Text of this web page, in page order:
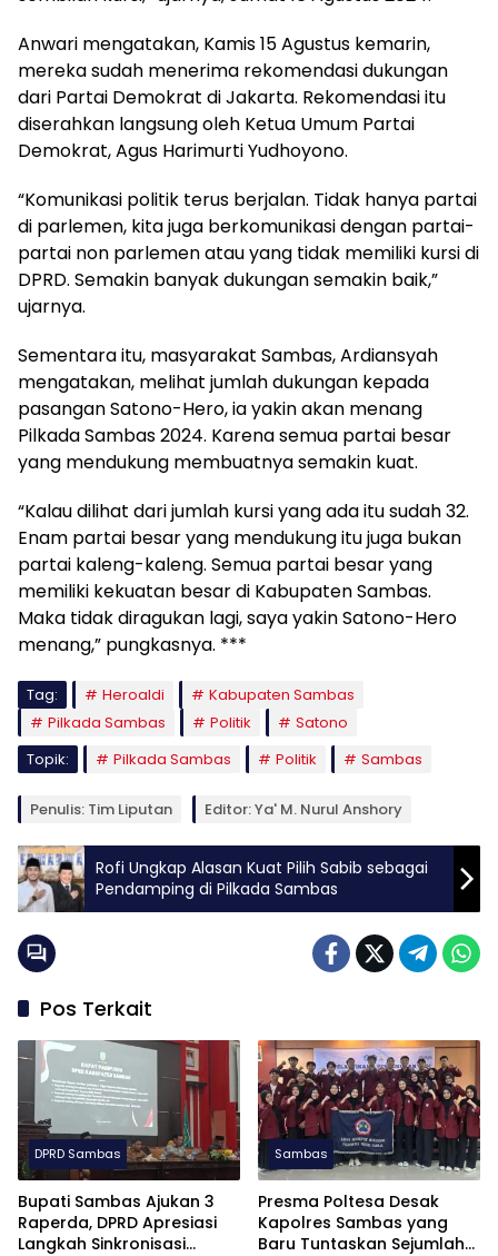
Anwari mengatakan, Kamis 15 Agustus kemarin,
mereka sudah menerima rekomendasi dukungan
dari Partai Demokrat di Jakarta. Rekomendasi itu
diserahkan langsung oleh Ketua Umum Partai
Demokrat, Agus Harimurti Yudhoyono.
“Komunikasi politik terus berjalan. Tidak hanya partai
di parlemen, kita juga berkomunikasi dengan partai-
partai non parlemen atau yang tidak memiliki kursi di
DPRD. Semakin banyak dukungan semakin baik,”
ujarnya.
Sementara itu, masyarakat Sambas, Ardiansyah
mengatakan, melihat jumlah dukungan kepada
pasangan Satono-Hero, ia yakin akan menang
Pilkada Sambas 2024. Karena semua partai besar
yang mendukung membuatnya semakin kuat.
“Kalau dilihat dari jumlah kursi yang ada itu sudah 32.
Enam partai besar yang mendukung itu juga bukan
partai kaleng-kaleng. Semua partai besar yang
memiliki kekuatan besar di Kabupaten Sambas.
Maka tidak diragukan lagi, saya yakin Satono-Hero
menang,” pungkasnya. ***
Tag: Heroaldi
Kabupaten Sambas
Pilkada Sambas
Politik
Satono
Topik:
Pilkada Sambas Politik Sambas
Penulis: Tim Liputan Editor: Ya' M. Nurul Anshory
Rofi Ungkap Alasan Kuat Pilih Sabib sebagai
Pendamping di Pilkada Sambas
Pos Terkait
DPRD Sambas
Bupati Sambas Ajukan 3
Raperda, DPRD Apresiasi
Langkah Sinkronisasi
Sambas
Presma Poltesa Desak
Kapolres Sambas yang
Baru Tuntaskan Sejumlah